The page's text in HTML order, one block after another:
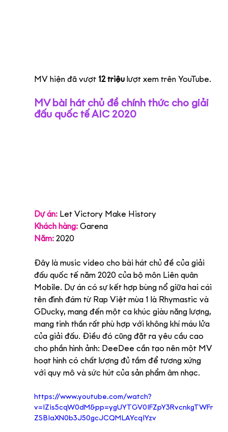
MV hiện đã vượt 12 triệu lượt xem trên YouTube.
MV bài hát chủ đề chính thức cho giải
đấu quốc tế AIC 2020
Dự án: Let Victory Make History
Khách hàng: Garena
Năm: 2020
Đây là music video cho bài hát chủ đề của giải
đấu quốc tế năm 2020 của bộ môn Liên quân
Mobile. Dự án có sự kết hợp bùng nổ giữa hai cái
tên đình đám từ Rap Việt mùa 1 là Rhymastic và
GDucky, mang đến một ca khúc giàu năng lượng,
mang tinh thần rất phù hợp với không khí máu lửa
của giải đấu. Điều đó cũng đặt ra yêu cầu cao
cho phần hình ảnh: DeeDee cần tạo nên một MV
hoạt hình có chất lượng đủ tầm để tương xứng
với quy mô và sức hút của sản phẩm âm nhạc.
https://www.youtube.com/watch?
v=IZis5cqW0dM&pp=ygUYTGV0IFZpY3RvcnkgTWFr
ZSBIaXN0b3J50gcJCQMLAYcqIYzv